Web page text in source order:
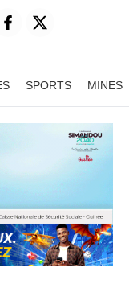
SPORTS MINES